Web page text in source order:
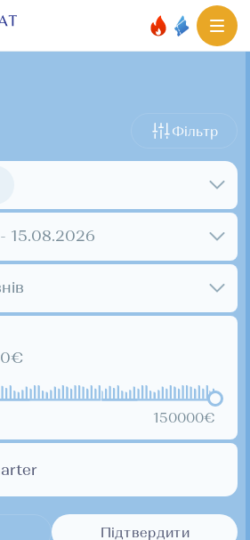
Фільтр
15.08.2026
150000€
Підтвердити